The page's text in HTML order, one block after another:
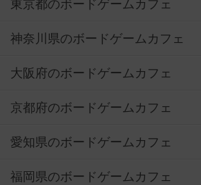
東京都のボードゲームカフェ
神奈川県のボードゲームカフェ
大阪府のボードゲームカフェ
京都府のボードゲームカフェ
愛知県のボードゲームカフェ
福岡県のボードゲームカフェ